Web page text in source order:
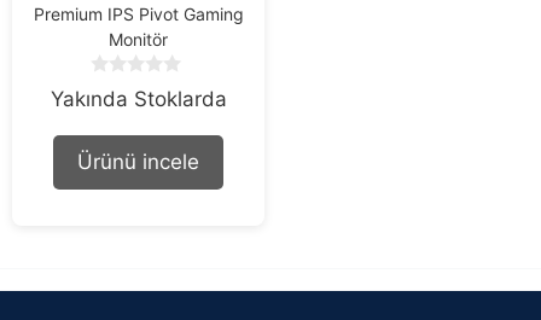
Premium IPS Pivot Gaming
Monitör
o
o
f
Yakında Stoklarda
Ürünü incele